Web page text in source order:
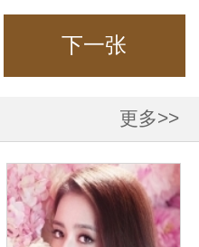
下一张
更多>>